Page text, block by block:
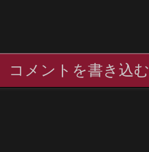
コメントを書き込む